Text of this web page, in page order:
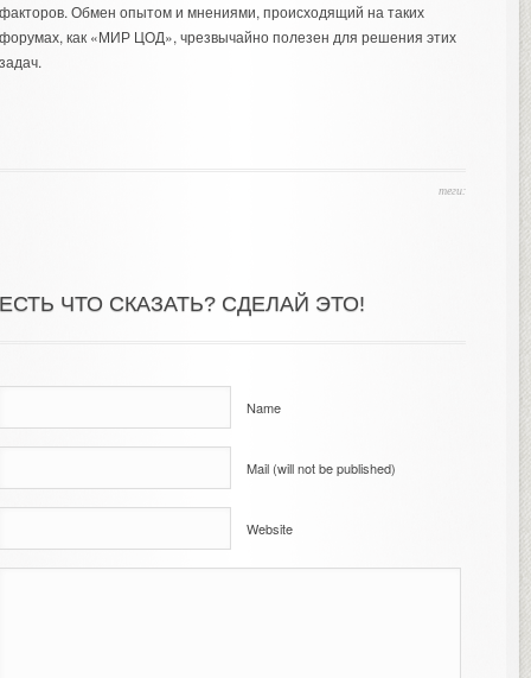
Обмен опытом и мнениями, происходящий на таких
как «МИР ЦОД», чрезвычайно полезен для решения этих
теги:
ЧТО СКАЗАТЬ? СДЕЛАЙ ЭТО!
Name
Mail (will not be published)
Website